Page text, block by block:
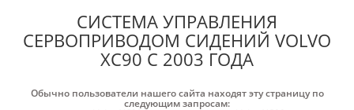
СИСТЕМА УПРАВЛЕНИЯ
СЕРВОПРИВОДОМ СИДЕНИЙ VOLVO
XC90 С 2003 ГОДА
Обычно пользователи нашего сайта находят эту страницу по
следующим запросам: